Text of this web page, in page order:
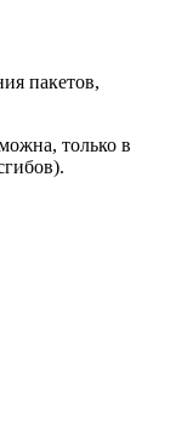
пакетов,
только в